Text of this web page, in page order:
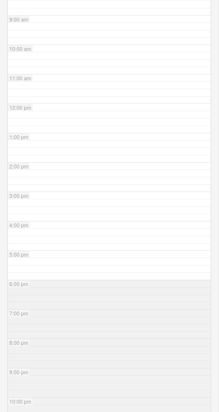
9:00 am
10:00 am
11:00 am
12:00 pm
1:00 pm
2:00 pm
3:00 pm
4:00 pm
5:00 pm
6:00 pm
7:00 pm
8:00 pm
9:00 pm
10:00 pm